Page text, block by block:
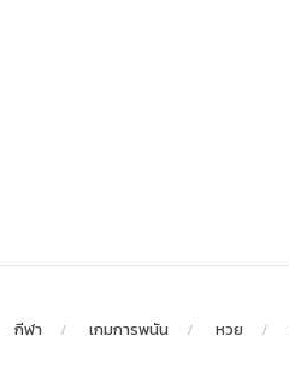
กีฬา เกมการพนัน หวย